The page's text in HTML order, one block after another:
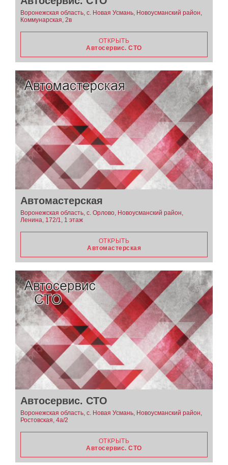
Воронежская область, с. Новая Усмань, Новоусманский район,
Коммунарская, 2в
ОТКРЫТЬ
Автосервис. СТО
Автомастерская
Воронежская область, с. Орлово, Новоусманский район,
Ленина, 172/1, 1 этаж
ОТКРЫТЬ
Автомастерская
Автосервис. СТО
Воронежская область, с. Новая Усмань, Новоусманский район,
Ростовская, 4а/2
ОТКРЫТЬ
Автосервис. СТО